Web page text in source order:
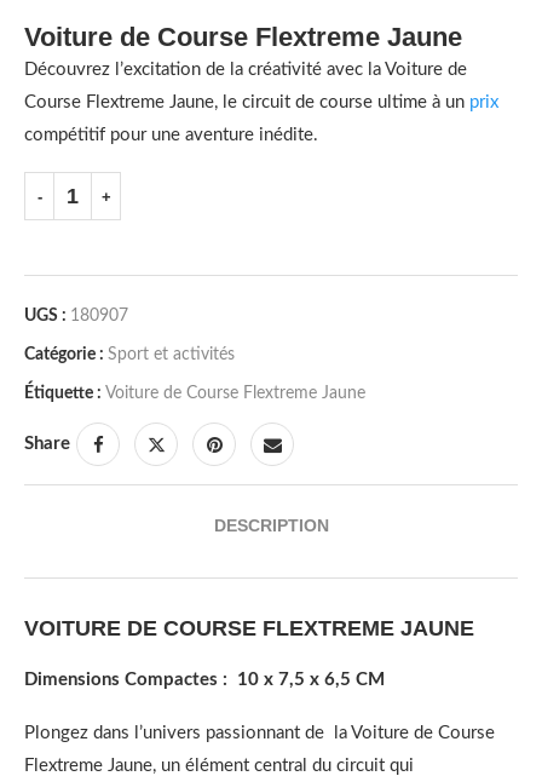
Voiture de Course Flextreme Jaune
Découvrez l’excitation de la créativité avec la Voiture de
Course Flextreme Jaune, le circuit de course ultime à un prix
compétitif pour une aventure inédite.
UGS : 180907
Catégorie : Sport et activités
Étiquette : Voiture de Course Flextreme Jaune
Share
DESCRIPTION
VOITURE DE COURSE FLEXTREME JAUNE
Dimensions Compactes : 10 x 7,5 x 6,5 CM
Plongez dans l’univers passionnant de la Voiture de Course
Flextreme Jaune, un élément central du circuit qui